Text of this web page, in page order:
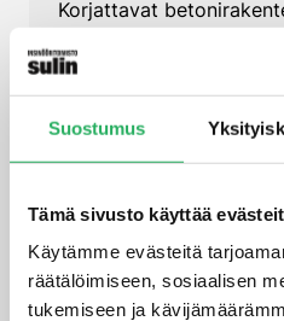
Suostumus
Tämä sivusto käyttää
Käytämme evästeitä
räätälöimiseen, sosiaalisen
tukemiseen ja
Korjattavat
Uudet vesitiiviit
Betonin lisäaineet
Betonirakenteen
Injektointiletkut
Paisuvat
Työsaumapelti
Työsaumaraudoite